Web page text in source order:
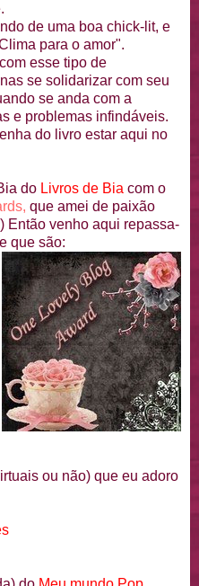
de uma boa chick- lit, e
para o amor".
esse tipo de
se solidarizar com seu
se anda com a
e problemas infindáveis.
do livro estar aqui no
do Livros de Bia com o
, que amei de paixão
Então venho aqui repassa-
que são:
ou não) que eu adoro